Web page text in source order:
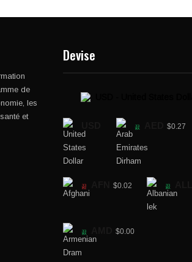
de
les
et
Devise
$0.27
$0.02
$0.00